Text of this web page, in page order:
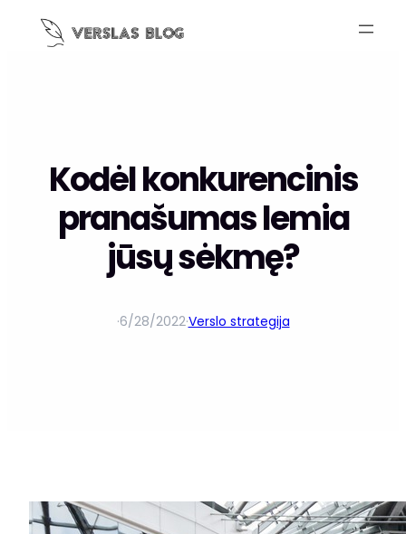
Kodėl konkurencinis
pranašumas lemia
jūsų sėkmę?
·6/28/2022·Verslo strategija